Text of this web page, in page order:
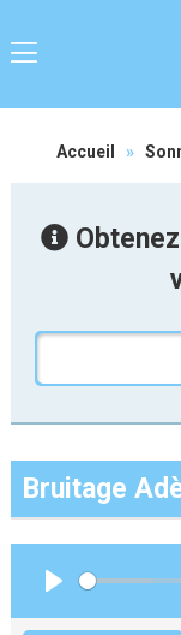
Accueil »
Bruitage